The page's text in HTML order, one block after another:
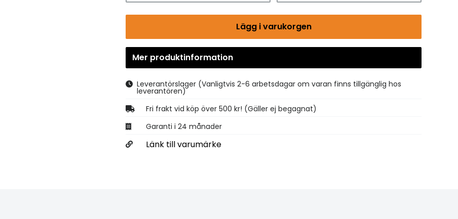
Lägg i varukorgen
Mer produktinformation
Leverantörslager (Vanligtvis 2-6 arbetsdagar om varan finns tillgänglig hos
leverantören)
Fri frakt vid köp över 500 kr! (Gäller ej begagnat)
Garanti i 24 månader
Länk till varumärke